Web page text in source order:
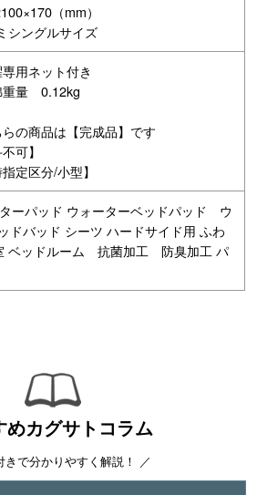
（mm）
シングルサイズ
専用ネット付き
重量 0.12kg
らの商品は【完成品】です
可】
指定区分/小型】
ーパッド ウォーターベッドパッド ウ
バッド シーツ ハードサイド用 ふわ
ベッドルーム 抗菌加工 防臭加工 パ
めカグサトコラム
きで分かりやすく解説！ ／